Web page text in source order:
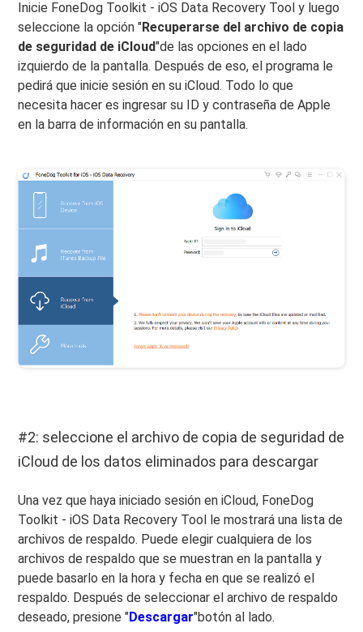
Inicie FoneDog Toolkit - iOS Data Recovery Tool y luego
seleccione la opción "Recuperarse del archivo de copia
de seguridad de iCloud"de las opciones en el lado
izquierdo de la pantalla. Después de eso, el programa le
pedirá que inicie sesión en su iCloud. Todo lo que
necesita hacer es ingresar su ID y contraseña de Apple
en la barra de información en su pantalla.
#2: seleccione el archivo de copia de seguridad de
iCloud de los datos eliminados para descargar
Una vez que haya iniciado sesión en iCloud, FoneDog
Toolkit - iOS Data Recovery Tool le mostrará una lista de
archivos de respaldo. Puede elegir cualquiera de los
archivos de respaldo que se muestran en la pantalla y
puede basarlo en la hora y fecha en que se realizó el
respaldo. Después de seleccionar el archivo de respaldo
deseado, presione "Descargar"botón al lado.